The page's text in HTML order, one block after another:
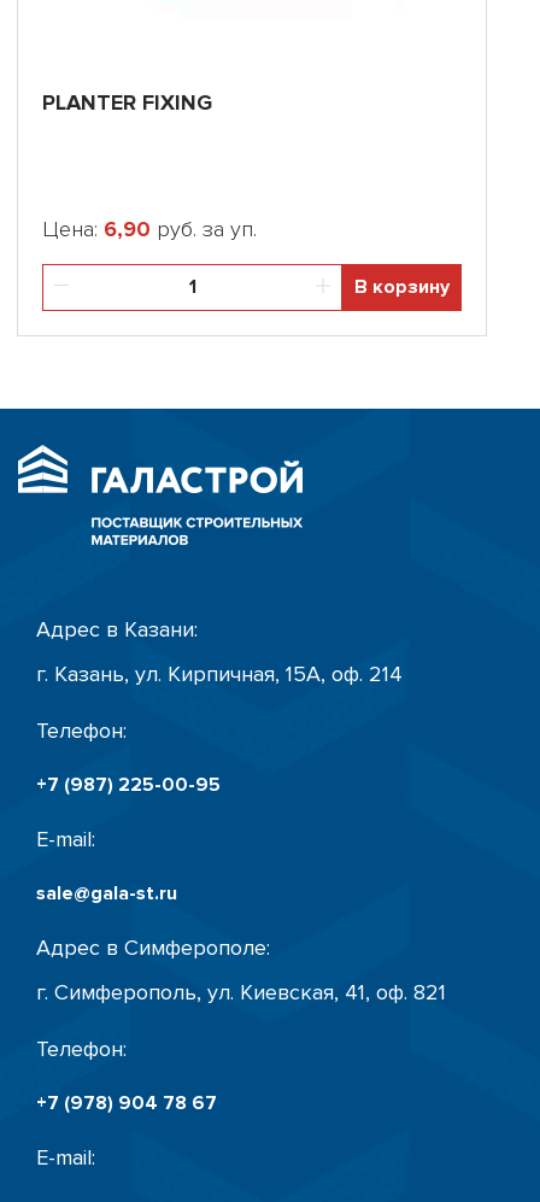
PLANTER FIXING
Цена: 6,90 руб. за уп.
В корзину
Адрес в Казани:
г. Казань, ул. Кирпичная, 15А, оф. 214
Телефон:
+7 (987) 225-00-95
E-mail:
sale@gala-st.ru
Адрес в Симферополе:
г. Симферополь, ул. Киевская, 41, оф. 821
Телефон:
+7 (978) 904 78 67
E-mail: